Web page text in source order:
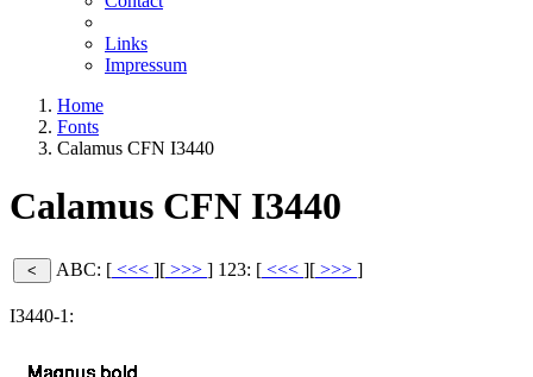
Links
Impressum
Home
Fonts
Calamus CFN I3440
Calamus CFN I3440
ABC: [ <<< ][ >>> ] 123: [ <<< ][ >>> ]
I3440-1: